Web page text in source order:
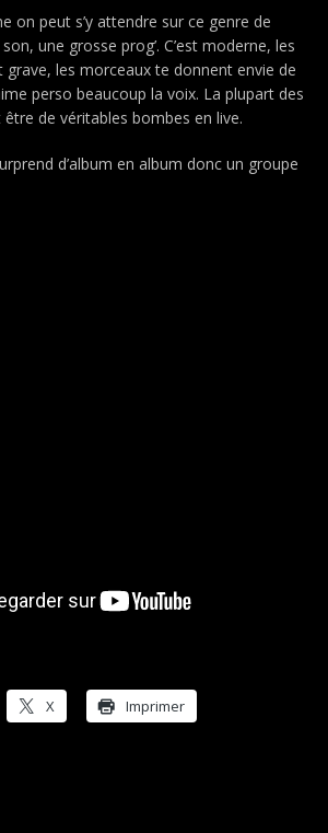
on peut s’y attendre sur ce genre de
une grosse prog’. C’est moderne, les
les morceaux te donnent envie de
perso beaucoup la voix. La plupart des
de véritables bombes en live.
d’album en album donc un groupe
X Imprimer